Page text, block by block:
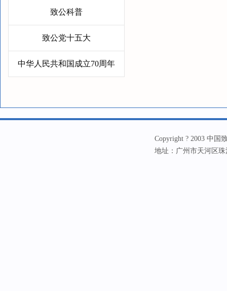
致公科普
致公党十五大
中华人民共和国成立70周年
Copyright ? 2003 中国
地址：广州市天河区